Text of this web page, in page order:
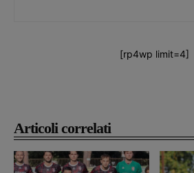
Articoli correlati
[rp4wp limit=4]